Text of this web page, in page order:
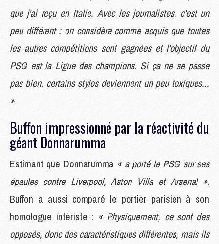
que j'ai reçu en Italie. Avec les journalistes, c'est un
peu différent : on considère comme acquis que toutes
les autres compétitions sont gagnées et l'objectif du
PSG est la Ligue des champions. Si ça ne se passe
pas bien, certains stylos deviennent un peu toxiques...
»
Buffon impressionné par la réactivité du
géant Donnarumma
Estimant que Donnarumma « a porté le PSG sur ses
épaules contre Liverpool, Aston Villa et Arsenal »,
Buffon a aussi comparé le portier parisien à son
homologue intériste : « Physiquement, ce sont des
opposés, donc des caractéristiques différentes, mais ils